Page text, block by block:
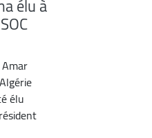
élu à
élu